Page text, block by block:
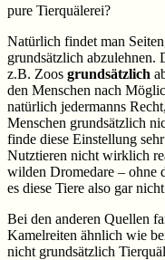
pure Tierquälerei?
Natürlich findet man
grundsätzlich abzulehnen.
z.B. Zoos grundsätzlich
den Menschen nach
natürlich jedermanns
Menschen grundsätzlich
finde diese Einstellung
Nutztieren nicht wirklich
wilden Dromedare – ohne
es diese Tiere also gar
Bei den anderen Quellen
Kamelreiten ähnlich wie
nicht grundsätzlich